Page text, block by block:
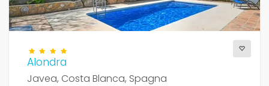
Servizi popolari
Alondra
Javea, Costa Blanca, Spagna